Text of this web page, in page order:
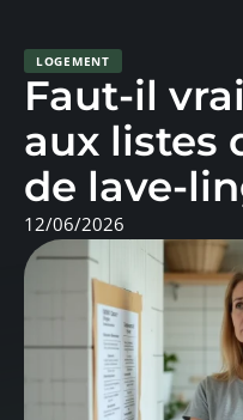
LOGEMENT
Faut-il
aux listes
de lave-
12/06/2026